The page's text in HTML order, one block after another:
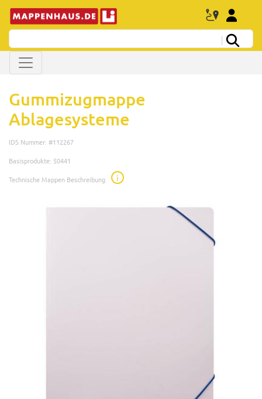
Gummizugmappe
Ablagesysteme
IDS Nummer: #112267
Basisprodukte: 50441
Technische Mappen Beschreibung
i